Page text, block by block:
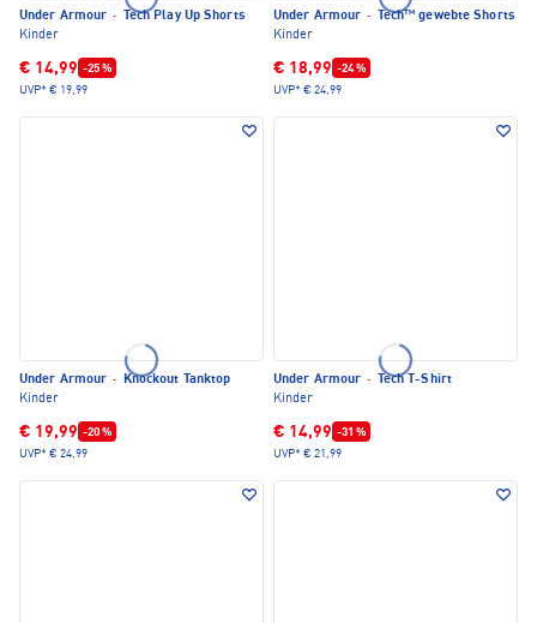
Under Armour ·
Tech Play Up Shorts
Kinder
€ 14,99 -25 %
UVP* € 19,99
Under Armour ·
Tech™ gewebte Shorts
Kinder
€ 18,99 -24 %
UVP* € 24,99
Under Armour ·
Knockout Tanktop
Kinder
€ 19,99 -20 %
UVP* € 24,99
Under Armour ·
Tech T-Shirt
Kinder
€ 14,99 -31 %
UVP* € 21,99